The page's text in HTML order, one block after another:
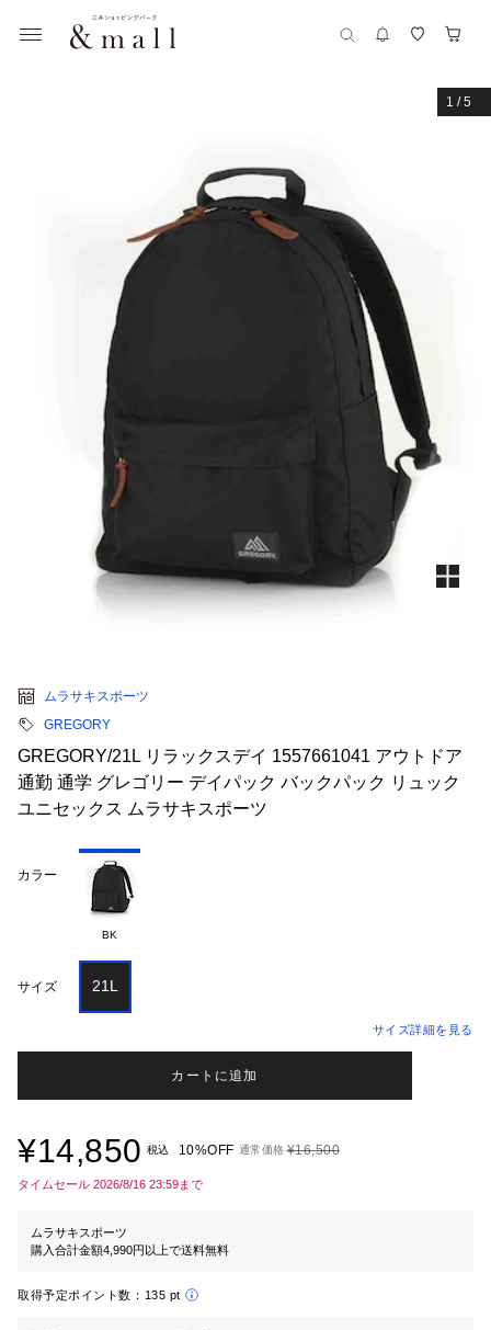
1 /5
ムラサキスポーツ
GREGORY
GREGORY/21L リラックスデイ 1557661041 アウトドア
通勤 通学 グレゴリー デイパック バックパック リュック
ユニセックス ムラサキスポーツ
カラー
BK
サイズ 21L
サイズ詳細を見る
カートに追加
¥14,850 税込 10%OFF 通常価格 ¥16,500
タイムセール 2026/8/16 23:59まで
ムラサキスポーツ
購入合計金額4,990円以上で送料無料
取得予定ポイント数： 135 pt